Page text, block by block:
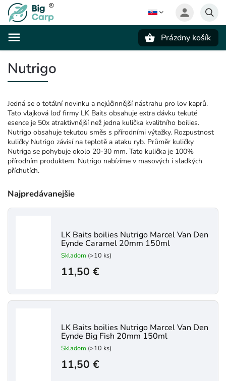
Prázdny košík
Nutrigo
Jedná se o totální novinku a nejúčinnější nástrahu pro lov kaprů.
Tato vlajková loď firmy LK Baits obsahuje extra dávku tekuté
esence je 50x atraktivnější než jedna kulička kvalitního boilies.
Nutrigo obsahuje tekutou směs s přírodními výtažky. Rozpustnost
kuličky Nutrigo závisí na teplotě a ataku ryb. Průměr kuličky
Nutriga se pohybuje okolo 20-30 mm. Tato kulička je 100%
přírodním produktem. Nutrigo nabízíme v masových i sladkých
příchutích.
Najpredávanejšie
LK Baits boilies Nutrigo Marcel Van Den
Eynde Caramel 20mm 150ml
Skladom (>10 ks)
11,50 €
LK Baits boilies Nutrigo Marcel Van Den
Eynde Big Fish 20mm 150ml
Skladom (>10 ks)
11,50 €